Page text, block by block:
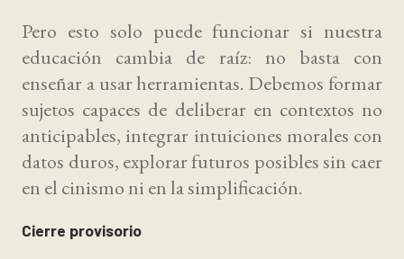
Pero esto solo puede funcionar si nuestra
educación cambia de raíz: no basta con
enseñar a usar herramientas. Debemos formar
sujetos capaces de deliberar en contextos no
anticipables, integrar intuiciones morales con
datos duros, explorar futuros posibles sin caer
en el cinismo ni en la simplificación.
Cierre provisorio